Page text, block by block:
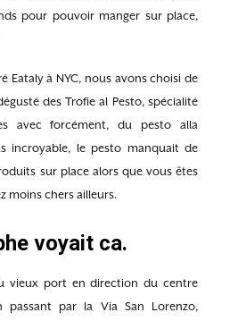
pour pouvoir manger sur place,
Eataly à NYC, nous avons choisi de
des Trofie al Pesto, spécialité
avec forcément, du pesto alla
incroyable, le pesto manquait de
sur place alors que vous êtes
moins chers ailleurs.
voyait ca.
vieux port en direction du centre
passant par la Via San Lorenzo,